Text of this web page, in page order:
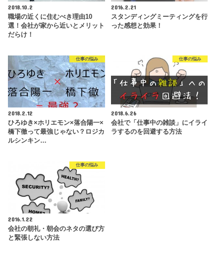
2018.10.2
職場の近くに住むべき理由10
選！会社が家から近いとメリット
だらけ！
2016.2.21
スタンディングミーティングを行
った感想と効果！
仕事の悩み
2018.2.12
ひろゆき×ホリエモン×落合陽一×
橋下徹って最強じゃない？ロジカ
ルシンキン…
仕事の悩み
2018.6.26
会社で「仕事中の雑談」にイライ
ラするのを回避する方法
仕事の悩み
2016.1.22
会社の朝礼・朝会のネタの選び方
と緊張しない方法